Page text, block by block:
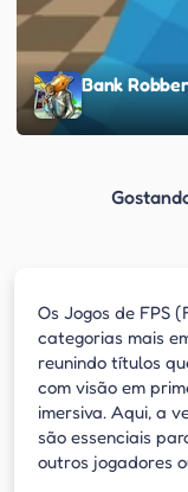
Bank
Os Jogos de FPS
categorias mais
reunindo títulos
com visão em
imersiva. Aqui, a
são essenciais
outros jogadores